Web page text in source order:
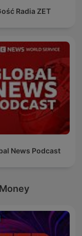
Radia ZET
News Podcast